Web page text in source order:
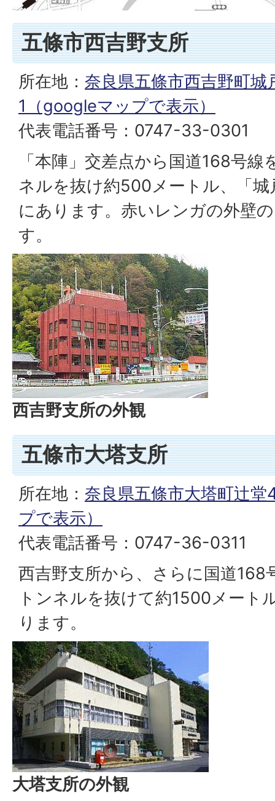
五條市西吉野支所
所在地： 奈良県五條市西吉野町城
1（googleマップで表示）
代表電話番号：0747-33-0301
「本陣」交差点から国道168号
ネルを抜け約500メートル、「
にあります。赤いレンガの外壁
す。
西吉野支所の外観
五條市大塔支所
所在地： 奈良県五條市大塔町辻
プで表示）
代表電話番号：0747-36-0311
西吉野支所から、さらに国道168
トンネルを抜けて約1500メート
ります。
大塔支所の外観